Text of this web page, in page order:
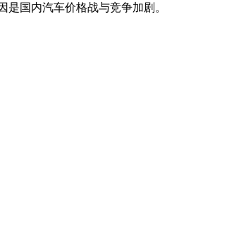
国内汽车价格战与竞争加剧。